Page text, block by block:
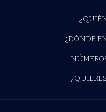
¿DÓNDE